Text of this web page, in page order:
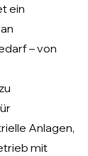
ein
– von
Anlagen,
mit